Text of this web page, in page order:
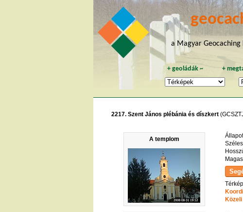
a Magyar Geocaching
+geoládák ~ +
2217. Szent János plébánia és díszkert
A templom